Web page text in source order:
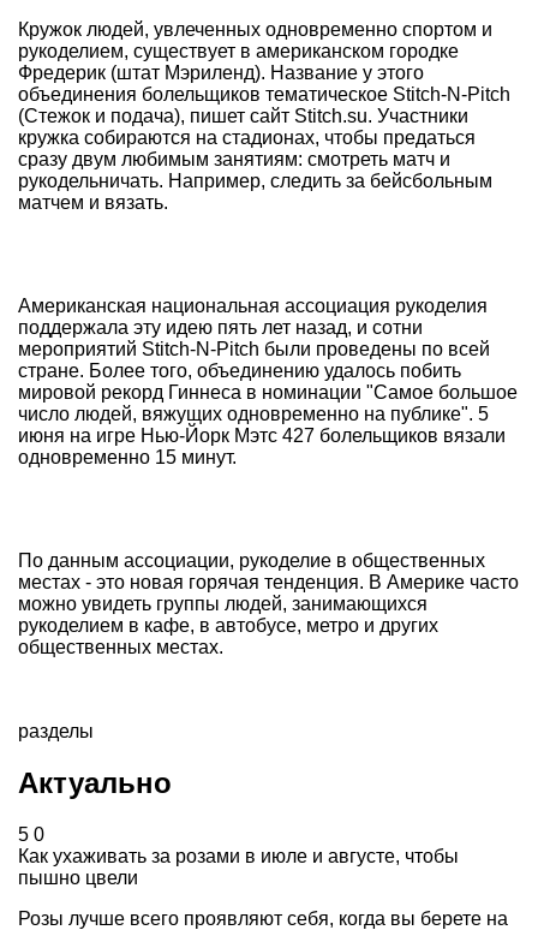
Кружок людей, увлеченных одновременно спортом и
рукоделием, существует в американском городке
Фредерик (штат Мэриленд). Название у этого
объединения болельщиков тематическое Stitch-N-Pitch
(Стежок и подача), пишет сайт Stitch.su. Участники
кружка собираются на стадионах, чтобы предаться
сразу двум любимым занятиям: смотреть матч и
рукодельничать. Например, следить за бейсбольным
матчем и вязать.
Американская национальная ассоциация рукоделия
поддержала эту идею пять лет назад, и сотни
мероприятий Stitch-N-Pitch были проведены по всей
стране. Более того, объединению удалось побить
мировой рекорд Гиннеса в номинации "Самое большое
число людей, вяжущих одновременно на публике". 5
июня на игре Нью-Йорк Мэтс 427 болельщиков вязали
одновременно 15 минут.
По данным ассоциации, рукоделие в общественных
местах - это новая горячая тенденция. В Америке часто
можно увидеть группы людей, занимающихся
рукоделием в кафе, в автобусе, метро и других
общественных местах.
разделы
Актуально
5 0
Как ухаживать за розами в июле и августе, чтобы
пышно цвели
Розы лучше всего проявляют себя, когда вы берете на